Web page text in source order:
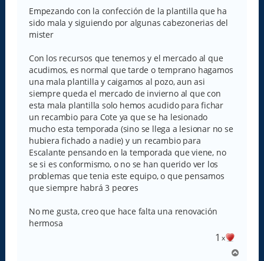
e
Empezando con la confección de la plantilla que ha
sido mala y siguiendo por algunas cabezonerias del
mister
Con los recursos que tenemos y el mercado al que
acudimos, es normal que tarde o temprano hagamos
una mala plantilla y caigamos al pozo, aun asi
siempre queda el mercado de invierno al que con
esta mala plantilla solo hemos acudido para fichar
un recambio para Cote ya que se ha lesionado
mucho esta temporada (sino se llega a lesionar no se
hubiera fichado a nadie) y un recambio para
Escalante pensando en la temporada que viene, no
se si es conformismo, o no se han querido ver los
problemas que tenia este equipo, o que pensamos
que siempre habrá 3 peores
No me gusta, creo que hace falta una renovación
hermosa
1 x